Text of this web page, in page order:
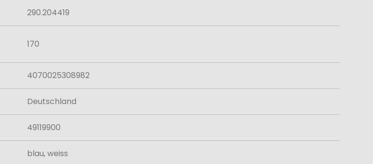
290.204419
170
4070025308982
Deutschland
49119900
blau, weiss